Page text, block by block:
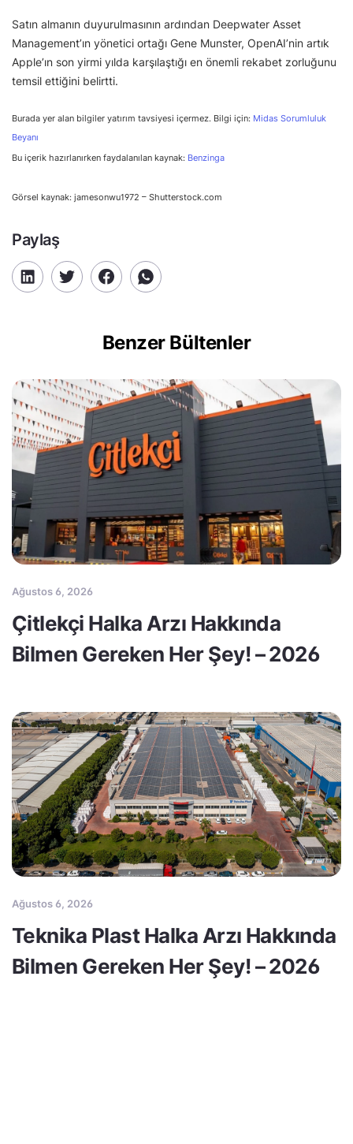
Satın almanın duyurulmasının ardından Deepwater Asset
Management’ın yönetici ortağı Gene Munster, OpenAI’nin artık
Apple’ın son yirmi yılda karşılaştığı en önemli rekabet zorluğunu
temsil ettiğini belirtti.
Burada yer alan bilgiler yatırım tavsiyesi içermez. Bilgi için: Midas Sorumluluk
Beyanı
Bu içerik hazırlanırken faydalanılan kaynak: Benzinga
Görsel kaynak: jamesonwu1972 – Shutterstock.com
Paylaş
Benzer Bültenler
Ağustos 6, 2026
Çitlekçi Halka Arzı Hakkında
Bilmen Gereken Her Şey! – 2026
Ağustos 6, 2026
Teknika Plast Halka Arzı Hakkında
Bilmen Gereken Her Şey! – 2026